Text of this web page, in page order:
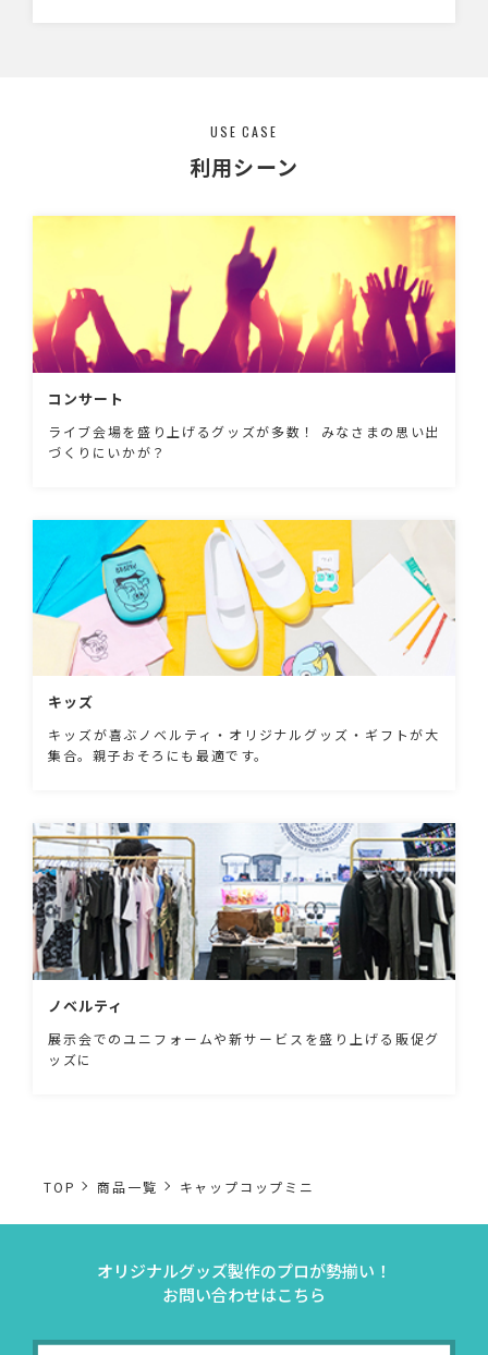
USE CASE
利用シーン
コンサート
ライブ会場を盛り上げるグッズが多数！ みなさまの思い出
づくりにいかが？
キッズ
キッズが喜ぶノベルティ・オリジナルグッズ・ギフトが大
集合。親子おそろにも最適です。
ノベルティ
展示会でのユニフォームや新サービスを盛り上げる販促グ
ッズに
TOP 商品一覧 キャップコップミニ
オリジナルグッズ製作のプロが勢揃い！
お問い合わせはこちら